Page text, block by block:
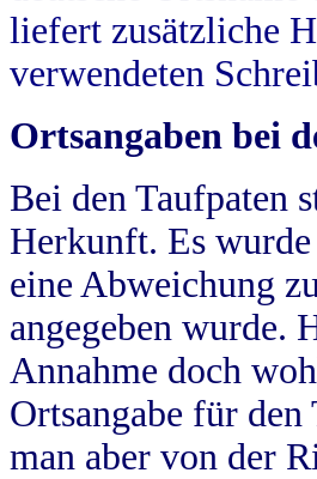
liefert zusätzliche
verwendeten
Ortsangaben bei
Bei den Taufpaten
Herkunft. Es wurde
eine Abweichung
angegeben wurde.
Annahme doch
Ortsangabe für
man aber von der